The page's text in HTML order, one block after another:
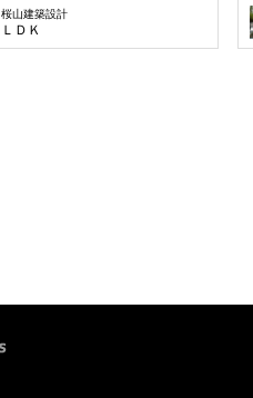
桜山建築設計
ＬＤＫ